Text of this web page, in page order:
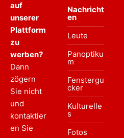
auf
unserer
Plattform
zu
werben?
Dann
zögern
Sie nicht
und
kontaktier
en Sie
Nachricht
en
Leute
Panoptiku
m
Fenstergu
cker
Kulturelle
s
Fotos